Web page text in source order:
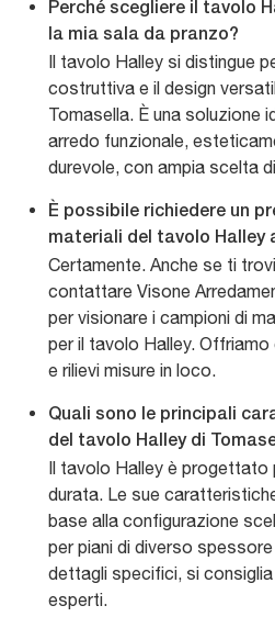
Perché scegliere il tavolo
la mia sala da pranzo?
Il tavolo Halley si distingue
costruttiva e il design
Tomasella. È una soluzione
arredo funzionale,
durevole, con ampia scelta
È possibile richiedere un
materiali del tavolo Halley
Certamente. Anche se ti
contattare Visone
per visionare i campioni di
per il tavolo Halley.
e rilievi misure in loco.
Quali sono le principali
del tavolo Halley di
Il tavolo Halley è
durata. Le sue
base alla configurazione
per piani di diverso
dettagli specifici, si
esperti.